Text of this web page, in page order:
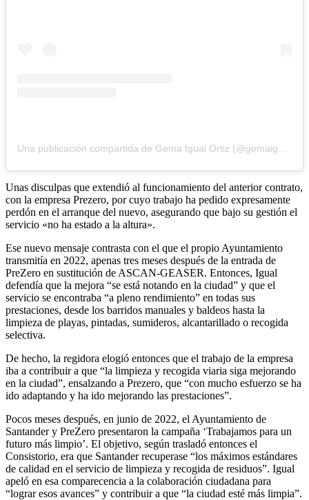
Unas disculpas que extendió al funcionamiento del anterior contrato,
con la empresa Prezero, por cuyo trabajo ha pedido expresamente
perdón en el arranque del nuevo, asegurando que bajo su gestión el
servicio «no ha estado a la altura».
Ese nuevo mensaje contrasta con el que el propio Ayuntamiento
transmitía en 2022, apenas tres meses después de la entrada de
PreZero en sustitución de ASCAN-GEASER. Entonces, Igual
defendía que la mejora “se está notando en la ciudad” y que el
servicio se encontraba “a pleno rendimiento” en todas sus
prestaciones, desde los barridos manuales y baldeos hasta la
limpieza de playas, pintadas, sumideros, alcantarillado o recogida
selectiva.
De hecho, la regidora elogió entonces que el trabajo de la empresa
iba a contribuir a que “la limpieza y recogida viaria siga mejorando
en la ciudad”, ensalzando a Prezero, que “con mucho esfuerzo se ha
ido adaptando y ha ido mejorando las prestaciones”.
Pocos meses después, en junio de 2022, el Ayuntamiento de
Santander y PreZero presentaron la campaña ‘Trabajamos para un
futuro más limpio’. El objetivo, según trasladó entonces el
Consistorio, era que Santander recuperase “los máximos estándares
de calidad en el servicio de limpieza y recogida de residuos”. Igual
apeló en esa comparecencia a la colaboración ciudadana para
“lograr esos avances” y contribuir a que “la ciudad esté más limpia”.